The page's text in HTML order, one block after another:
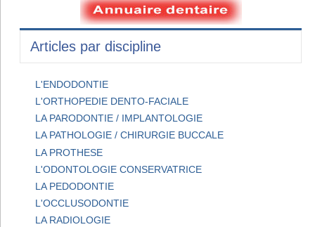
Articles par discipline
L'ENDODONTIE
L'ORTHOPEDIE DENTO-FACIALE
LA PARODONTIE / IMPLANTOLOGIE
LA PATHOLOGIE / CHIRURGIE BUCCALE
LA PROTHESE
L'ODONTOLOGIE CONSERVATRICE
LA PEDODONTIE
L'OCCLUSODONTIE
LA RADIOLOGIE